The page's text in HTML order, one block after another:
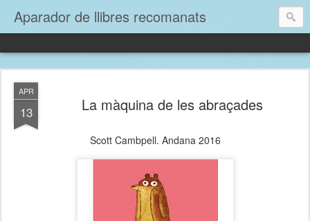
Aparador de llibres recomanats
APR
13 La màquina de les abraçades
Scott Cambpell. Andana 2016